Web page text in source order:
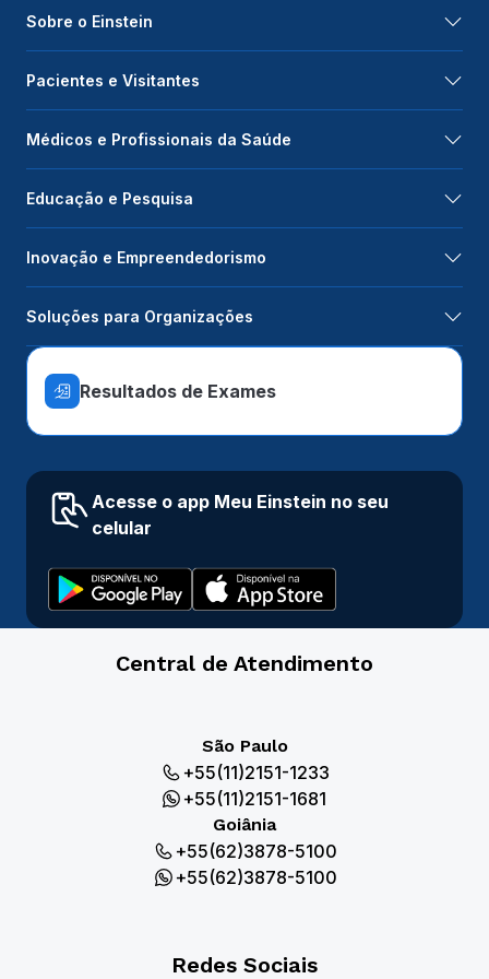
Sobre o Einstein
Pacientes e Visitantes
Médicos e Profissionais da Saúde
Educação e Pesquisa
Inovação e Empreendedorismo
Soluções para Organizações
Resultados de Exames
Acesse o app Meu Einstein no seu
celular
Central de Atendimento
São Paulo
+55(11)2151-1233
+55(11)2151-1681
Goiânia
+55(62)3878-5100
+55(62)3878-5100
Redes Sociais